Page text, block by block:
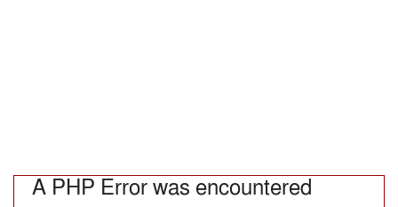
A PHP Error was encountered